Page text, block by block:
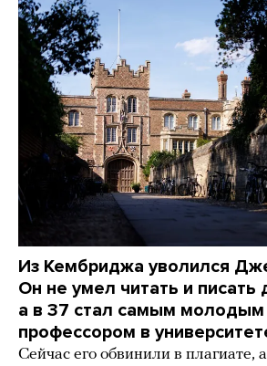
Из Кембриджа уволился
Он не умел читать и писать
а в 37 стал самым
профессором в
Сейчас его обвинили в плагиате,